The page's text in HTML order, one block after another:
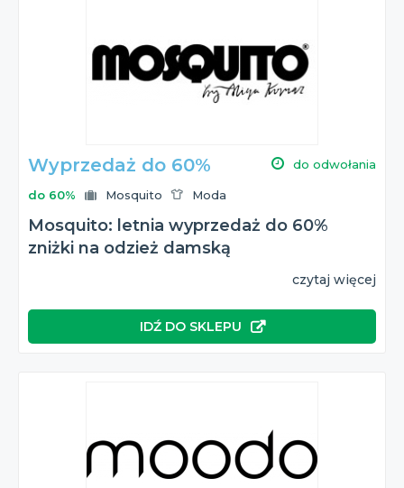
Wyprzedaż do 60% do odwołania
do 60% Mosquito Moda
Mosquito: letnia wyprzedaż do 60%
zniżki na odzież damską
czytaj więcej
IDŹ DO SKLEPU